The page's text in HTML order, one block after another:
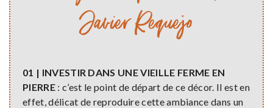
Javier Requejo
01 | INVESTIR DANS UNE VIEILLE FERME EN
PIERRE: c’est le point de départ de ce décor. Il est en
effet, délicat de reproduire cette ambiance dans un